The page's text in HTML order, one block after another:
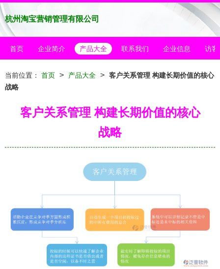
杭州淘宝营销管理有限公司
首页 企业简介 产品大全 联系我们 企业信息 访客
当前位置： 首页 > 产品大全 > 客户关系管理 构建长期价值的核心
战略
客户关系管理 构建长期价值的核心
战略